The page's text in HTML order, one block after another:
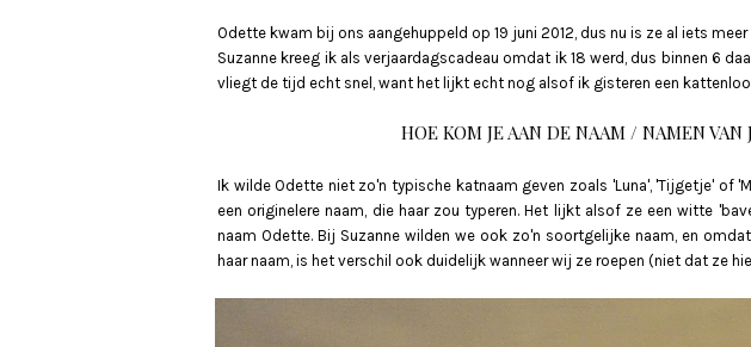
Odette kwam bij ons aangehuppeld op 19 juni 2012, dus nu is ze al iets
Suzanne kreeg ik als verjaardagscadeau omdat ik 18 werd, dus binnen 6
vliegt de tijd echt snel, want het lijkt echt nog alsof ik gisteren een
HOE KOM JE AAN DE NAAM / NAMEN VAN
Ik wilde Odette niet zo'n typische katnaam geven zoals 'Luna', 'Tijgetje' of
een originelere naam, die haar zou typeren. Het lijkt alsof ze een witte
naam Odette. Bij Suzanne wilden we ook zo'n soortgelijke naam, en
haar naam, is het verschil ook duidelijk wanneer wij ze roepen (niet dat ze